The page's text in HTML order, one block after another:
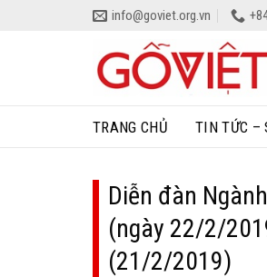
info@goviet.org.vn
TRANG CHỦ TIN TỨC –
Diễn đàn
(ngày 22/2/
(21/2/2019)